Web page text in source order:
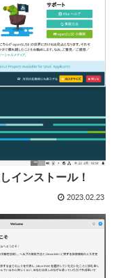
インストール！
2023.02.23